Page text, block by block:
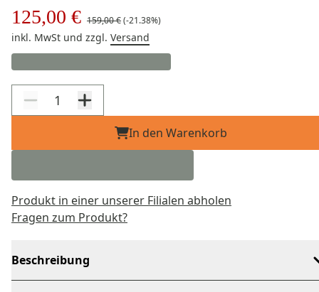
125,00 € 159,00 €(-21.38%)
inkl. MwSt und zzgl. Versand
In den Warenkorb
Produkt in einer unserer Filialen abholen
Fragen zum Produkt?
Beschreibung